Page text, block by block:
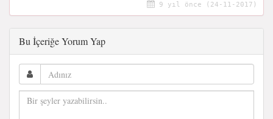
9 yıl önce (24-11-2017)
Bu İçeriğe Yorum Yap